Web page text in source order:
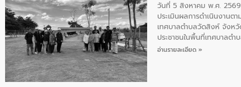
วันที่ 5 สิงหาคม พ.ศ. 2569
ประเมินผลการดำเนินงา
เทศบาลตำบลวัดสิงห์ จังห
ประชาชนในพื้นที่เทศบาลต
ให้การต้อนรับ
อ่านรายละเอียด »